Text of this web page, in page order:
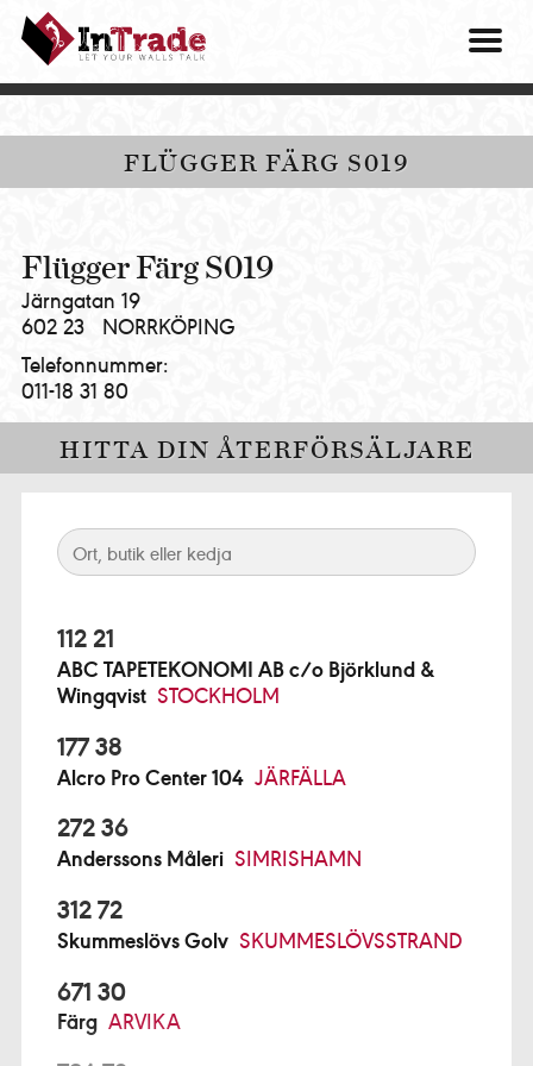
Intrade
ITG
AB
|
your
talk
FLÜGGER FÄRG S019
Flügger Färg S019
Järngatan 19
602 23
NORRKÖPING
Telefonnummer:
011-18 31 80
HITTA DIN ÅTERFÖRSÄLJARE
112 21
ABC TAPETEKONOMI AB c/o Björklund &
Wingqvist STOCKHOLM
177 38
Alcro Pro Center 104 JÄRFÄLLA
272 36
Anderssons Måleri SIMRISHAMN
312 72
Skummeslövs Golv SKUMMESLÖVSSTRAND
671 30
Färg ARVIKA
OM
VÅRA
HITTA